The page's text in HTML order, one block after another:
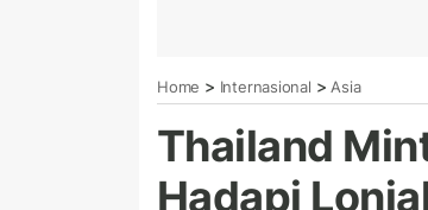
Home > Internasional > Asia
Thailand
Hadapi